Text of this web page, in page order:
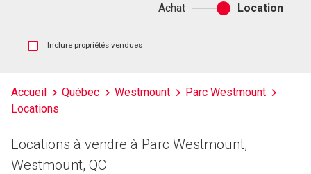
Achat
Achat
ou
Location
Afficher
et
les
d'inscriptions
Inclure propriétés vendues
Accueil Québec Westmount
Parc Westmount
Locations
Locations à vendre à Parc Westmount,
Westmount, QC